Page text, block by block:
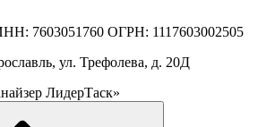
7603051760 ОГРН: 1117603002505
ул. Трефолева, д. 20Д
ЛидерТаск»